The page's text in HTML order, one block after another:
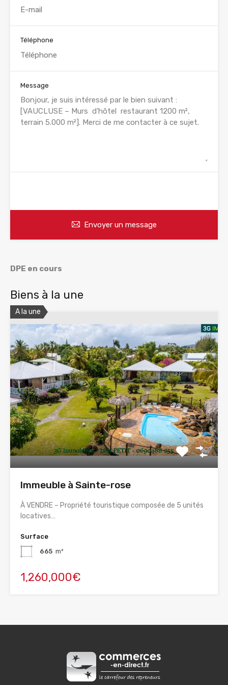
Téléphone
Message
Envoyer un message
DPE en cours
Biens à la une
A la une
Immeuble à Sainte-rose
À VENDRE – Propriété touristique composée de 5 unités
locatives…
Surface
665 m²
1,260,000€